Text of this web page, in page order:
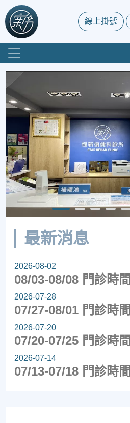
線上掛號
最新消息
2026-08-02
08/03-08/08 門診時間
2026-07-28
07/27-08/01 門診時間
2026-07-20
07/20-07/25 門診時間
2026-07-14
07/13-07/18 門診時間